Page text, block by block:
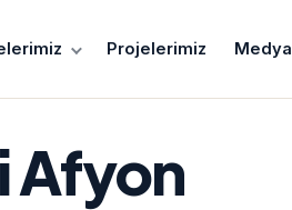
Projelerimiz Medya
Afyon